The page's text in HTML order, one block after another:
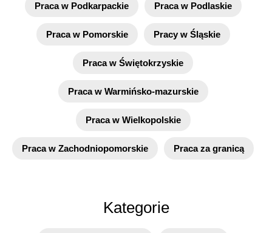
Praca w Podkarpackie Praca w Podlaskie
Praca w Pomorskie Pracy w Śląskie
Praca w Świętokrzyskie
Praca w Warmińsko-mazurskie
Praca w Wielkopolskie
Praca w Zachodniopomorskie Praca za granicą
Kategorie